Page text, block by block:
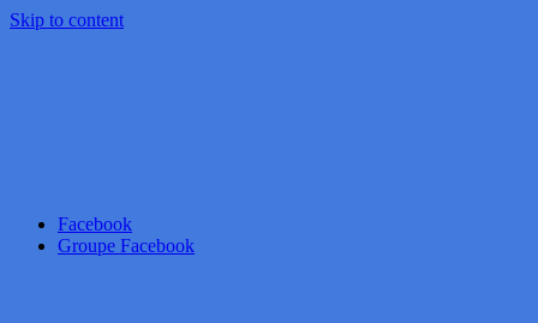
Skip to content
Facebook
Groupe Facebook